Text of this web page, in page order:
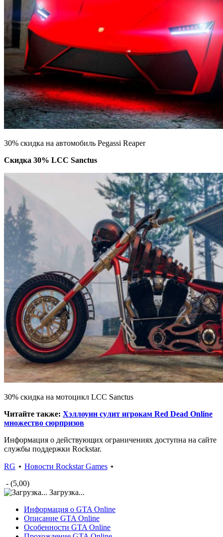
30% скидка на автомобиль Pegassi Reaper
Скидка 30% LCC Sanctus
30% скидка на мотоцикл LCC Sanctus
Читайте также: Хэллоуин сулит игрокам Red Dead Online
множество сюрпризов
Информация о действующих ограничениях доступна на сайте
службы поддержки Rockstar.
RG ⋆ Новости Rockstar Games ⋆
- (5,00)
Загрузка...
Информация о GTA Online
Описание GTA Online
Особенности GTA Online